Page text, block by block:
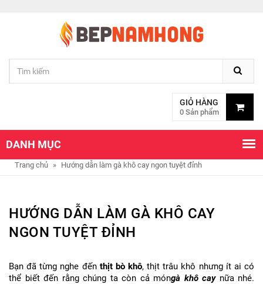
GIỎ HÀNG
0 Sản phẩm
DANH MỤC
Trang chủ » Hướng dẫn làm gà khô cay ngon tuyệt đỉnh
HƯỚNG DẪN LÀM GÀ KHÔ CAY
NGON TUYỆT ĐỈNH
Bạn đã từng nghe đến thịt bò khô, thịt trâu khô nhưng ít ai có
thể biết đến rằng chúng ta còn cả móngà khô cay nữa nhé.